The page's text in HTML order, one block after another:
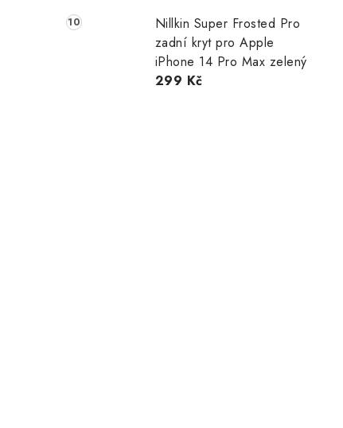
Nillkin Super Frosted Pro
zadní kryt pro Apple
iPhone 14 Pro Max zelený
299 Kč